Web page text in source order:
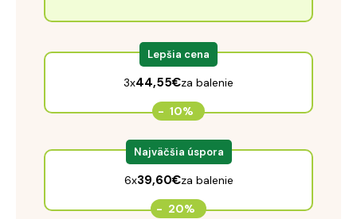
3x44,55€za balenie
- 10%
Lepšia cena
6x39,60€za balenie
- 20%
Najväčšia úspora